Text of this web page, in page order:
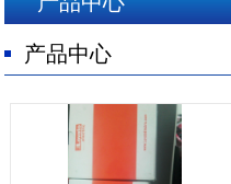
在
产品中心